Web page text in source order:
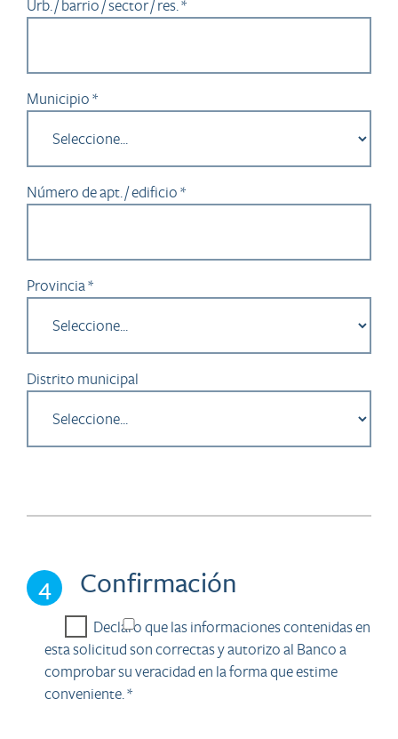
Urb. / barrio / sector / res. *
Municipio *
Número de apt. / edificio *
Provincia *
Distrito municipal
4 Confirmación
Declaro que las informaciones contenidas en
esta solicitud son correctas y autorizo al Banco a
comprobar su veracidad en la forma que estime
conveniente. *